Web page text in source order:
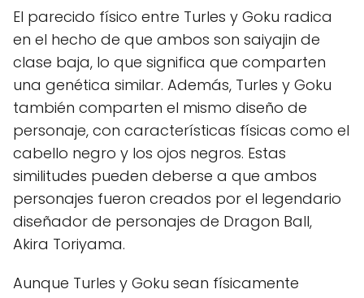
El parecido físico entre Turles y Goku radica
en el hecho de que ambos son saiyajin de
clase baja, lo que significa que comparten
una genética similar. Además, Turles y Goku
también comparten el mismo diseño de
personaje, con características físicas como el
cabello negro y los ojos negros. Estas
similitudes pueden deberse a que ambos
personajes fueron creados por el legendario
diseñador de personajes de Dragon Ball,
Akira Toriyama.
Aunque Turles y Goku sean físicamente